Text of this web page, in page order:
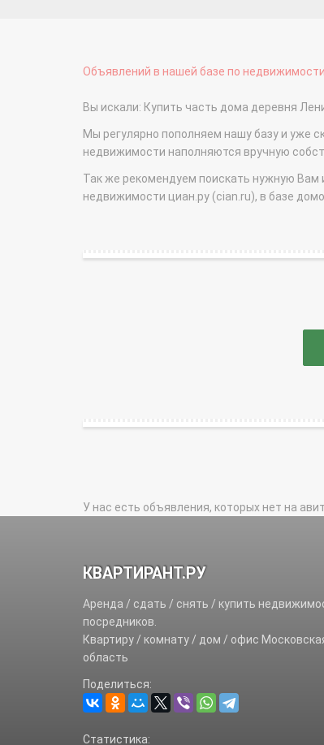
Объявлений в нашей базе по недвижимости
Вы искали: Купить часть дома деревня
Мы регулярно пополняем нашу базу и уже
недвижимости наполняются вручную
Так же рекомендуем поискать нужную Вам
недвижимости циан.ру (cian.ru), в базе
У нас есть объявления, которых нет на
КВАРТИРАНТ.РУ
Аренда / сдать / снять / купить
посредников.
Квартиру / комнату / дом / офис
область
Поделиться:
Статистика: